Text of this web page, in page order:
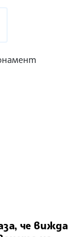
че вижда